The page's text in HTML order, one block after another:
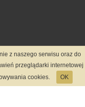
z naszego serwisu oraz do
przeglądarki internetowej
cookies.
OK